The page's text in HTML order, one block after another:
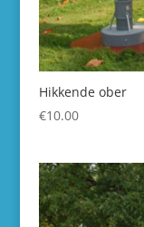
Hikkende ober
€10.00